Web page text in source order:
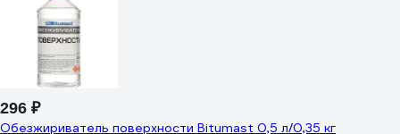
296 ₽
Обезжириватель поверхности Bitumast 0,5 л/0,35 кг